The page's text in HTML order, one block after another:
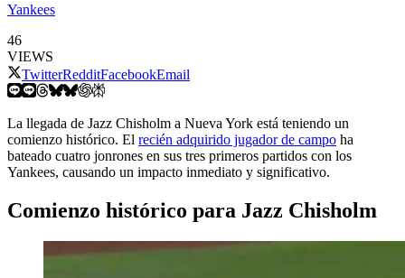
Yankees
46
VIEWS
TwitterRedditFacebookEmail
La llegada de Jazz Chisholm a Nueva York está teniendo un
comienzo histórico. El recién adquirido jugador de campo ha
bateado cuatro jonrones en sus tres primeros partidos con los
Yankees, causando un impacto inmediato y significativo.
Comienzo histórico para Jazz Chisholm